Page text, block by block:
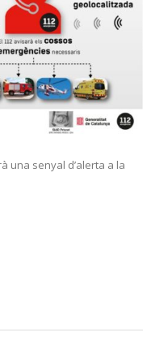
una senyal d’alerta a la